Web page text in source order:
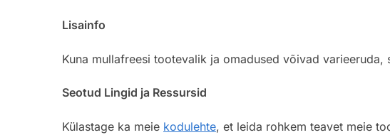
Lisainfo
Kuna mullafreesi tootevalik ja omadused võivad
Seotud Lingid ja Ressursid
Külastage ka meie kodulehte, et leida rohkem teavet meie